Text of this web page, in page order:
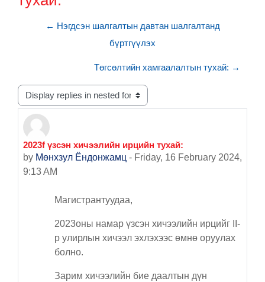
← Нэгдсэн шалгалтын давтан шалгалтанд
бүртгүүлэх
Төгсөлтийн хамгаалалтын тухай: →
Display mode
2023f үзсэн хичээлийн ирцийн тухай:
by Мөнхзул Ёндонжамц - Friday, 16 February 2024,
9:13 AM
Number of replies: 0
Магистрантуудаа,
2023оны намар үзсэн хичээлийн ирцийг II-
р улирлын хичээл эхлэхээс өмнө оруулах
болно.
Зарим хичээлийн бие даалтын дүн